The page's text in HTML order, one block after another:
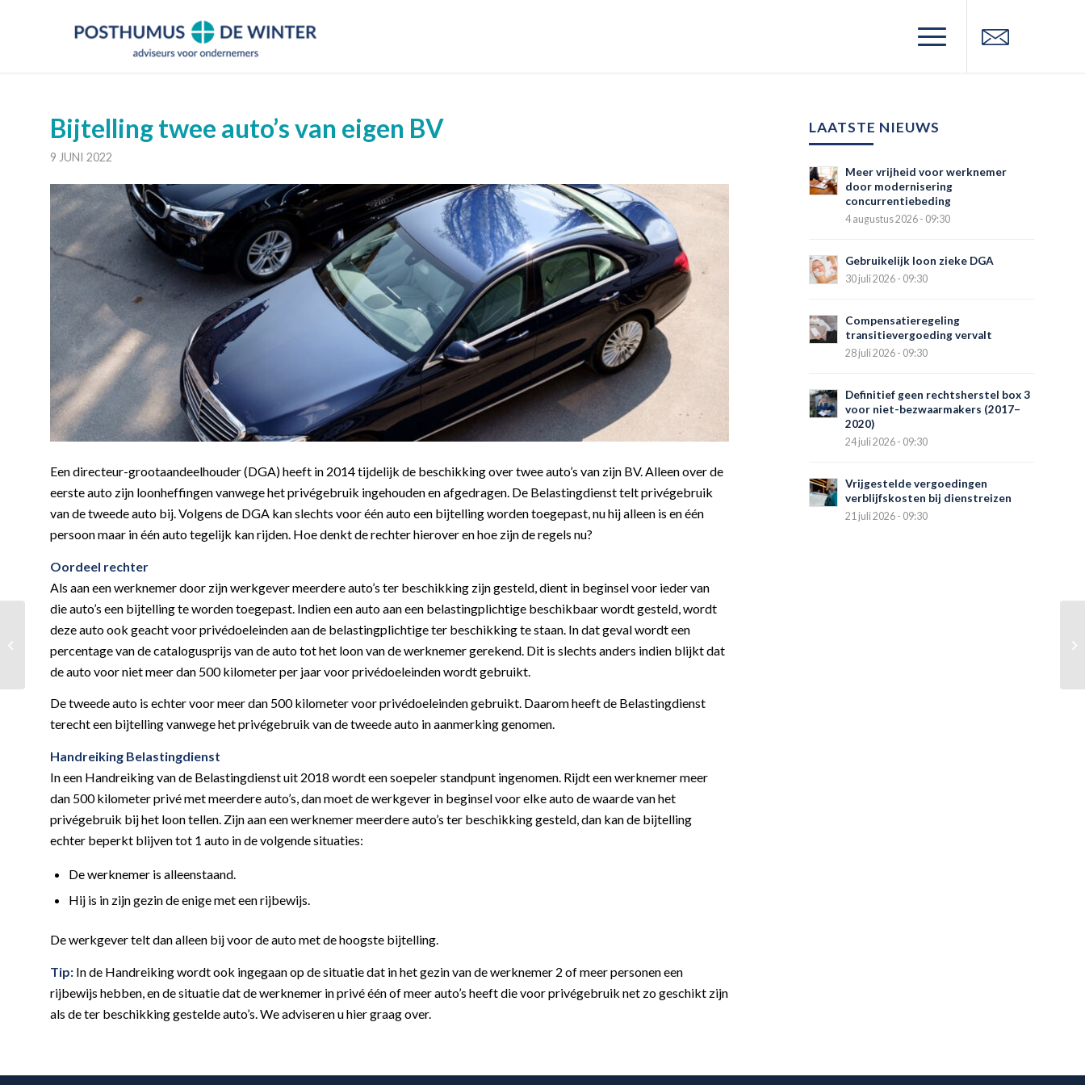
Bijtelling twee auto’s van eigen BV
9 JUNI 2022
Een directeur-grootaandeelhouder (DGA) heeft in 2014 tijdelijk de beschikking over twee auto’s van zijn BV. Alleen over de
eerste auto zijn loonheffingen vanwege het privégebruik ingehouden en afgedragen. De Belastingdienst telt privégebruik
van de tweede auto bij. Volgens de DGA kan slechts voor één auto een bijtelling worden toegepast, nu hij alleen is en één
persoon maar in één auto tegelijk kan rijden. Hoe denkt de rechter hierover en hoe zijn de regels nu?
Oordeel rechter
Als aan een werknemer door zijn werkgever meerdere auto’s ter beschikking zijn gesteld, dient in beginsel voor ieder van
die auto’s een bijtelling te worden toegepast. Indien een auto aan een belastingplichtige beschikbaar wordt gesteld, wordt
deze auto ook geacht voor privédoeleinden aan de belastingplichtige ter beschikking te staan. In dat geval wordt een
percentage van de catalogusprijs van de auto tot het loon van de werknemer gerekend. Dit is slechts anders indien blijkt dat
de auto voor niet meer dan 500 kilometer per jaar voor privédoeleinden wordt gebruikt.
De tweede auto is echter voor meer dan 500 kilometer voor privédoeleinden gebruikt. Daarom heeft de Belastingdienst
terecht een bijtelling vanwege het privégebruik van de tweede auto in aanmerking genomen.
Handreiking Belastingdienst
In een Handreiking van de Belastingdienst uit 2018 wordt een soepeler standpunt ingenomen. Rijdt een werknemer meer
dan 500 kilometer privé met meerdere auto’s, dan moet de werkgever in beginsel voor elke auto de waarde van het
privégebruik bij het loon tellen. Zijn aan een werknemer meerdere auto’s ter beschikking gesteld, dan kan de bijtelling
echter beperkt blijven tot 1 auto in de volgende situaties:
De werknemer is alleenstaand.
Hij is in zijn gezin de enige met een rijbewijs.
De werkgever telt dan alleen bij voor de auto met de hoogste bijtelling.
Tip: In de Handreiking wordt ook ingegaan op de situatie dat in het gezin van de werknemer 2 of meer personen een
rijbewijs hebben, en de situatie dat de werknemer in privé één of meer auto’s heeft die voor privégebruik net zo geschikt zijn
als de ter beschikking gestelde auto’s. We adviseren u hier graag over.
LAATSTE NIEUWS
Meer vrijheid voor werknemer
door modernisering
concurrentiebeding
4 augustus 2026 - 09:30
Gebruikelijk loon zieke DGA
30 juli 2026 - 09:30
Compensatieregeling
transitievergoeding vervalt
28 juli 2026 - 09:30
Definitief geen rechtsherstel box 3
voor niet-bezwaarmakers (2017–
2020)
24 juli 2026 - 09:30
Vrijgestelde vergoedingen
verblijfskosten bij dienstreizen
21 juli 2026 - 09:30
Voormalig bestuurder
aansprakelijk voor
belastingschulden VOF